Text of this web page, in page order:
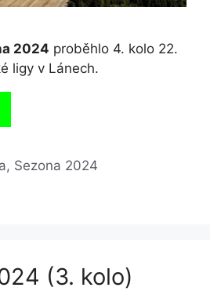
2024 proběhlo 4. kolo 22.
ligy v Lánech.
, Sezona 2024
(3. kolo)